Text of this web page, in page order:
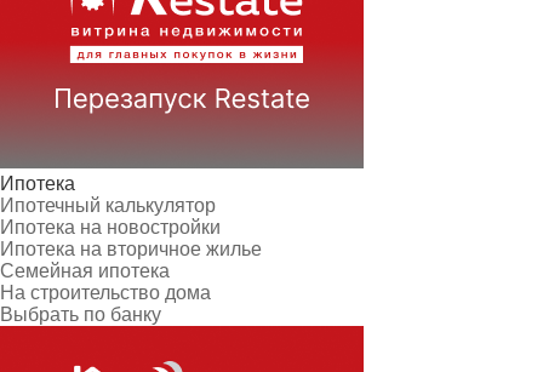
Ипотека
Ипотечный калькулятор
Ипотека на новостройки
Ипотека на вторичное жилье
Семейная ипотека
На строительство дома
Выбрать по банку